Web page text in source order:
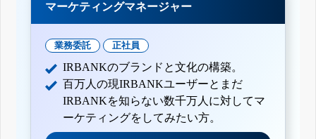
マーケティングマネージャー
業務委託 正社員
IRBANKのブランドと文化の構築。
百万人の現IRBANKユーザーとまだ
IRBANKを知らない数千万人に対してマ
ーケティングをしてみたい方。